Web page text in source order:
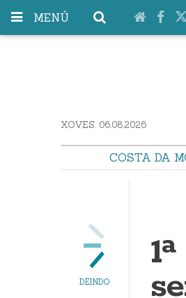
MENÚ
XOVES. 06.08.2026
COSTA DA
DEINDO